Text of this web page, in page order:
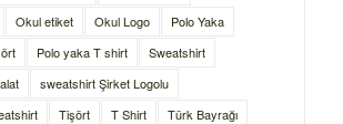
Okul etiket Okul Logo
Polo Yaka
Polo yaka T shirt
Sweatshirt
sweatshirt Şirket Logolu
Tişört T Shirt
Türk Bayrağı